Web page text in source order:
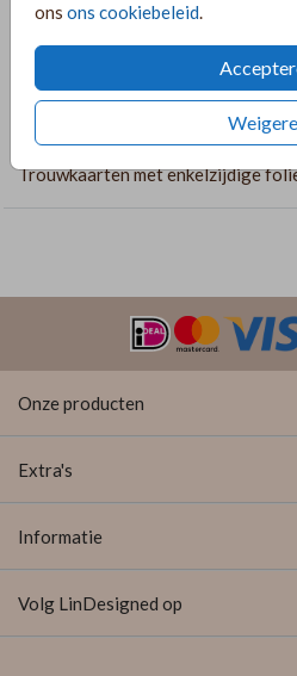
ons ons cookiebeleid.
Donkerblauw met gouden save the
sierlijk lettertype, gedrukt in
naar wens aan in de online editor!
COLLECTIE
Trouwkaarten met enkelzijdige
Onze producten
Extra's
Informatie
Volg LinDesigned op